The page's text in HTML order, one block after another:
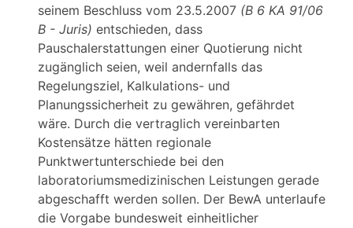
seinem Beschluss vom 23.5.2007 (B 6 KA 91/06
B - Juris) entschieden, dass
Pauschalerstattungen einer Quotierung nicht
zugänglich seien, weil andernfalls das
Regelungsziel, Kalkulations- und
Planungssicherheit zu gewähren, gefährdet
wäre. Durch die vertraglich vereinbarten
Kostensätze hätten regionale
Punktwertunterschiede bei den
laboratoriumsmedizinischen Leistungen gerade
abgeschafft werden sollen. Der BewA unterlaufe
die Vorgabe bundesweit einheitlicher